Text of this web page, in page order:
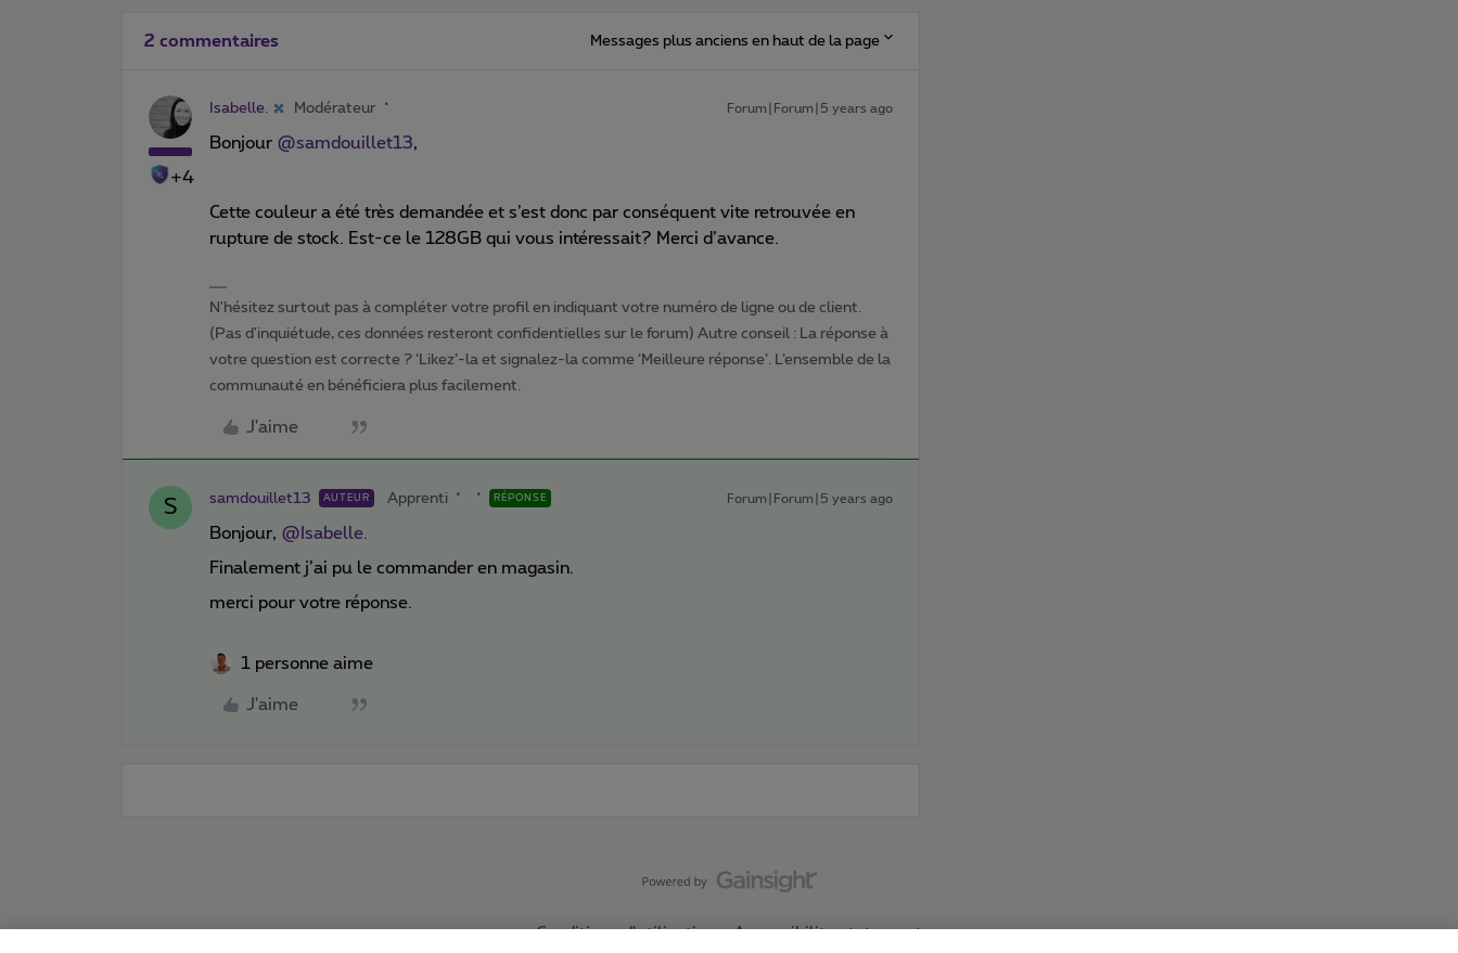
2 commentaires Messages plus anciens en haut de la page
+4
Isabelle. Modérateur Forum|Forum|5 years ago
Bonjour @samdouillet13,
Cette couleur a été très demandée et s’est donc par conséquent vite retrouvée en
rupture de stock. Est-ce le 128GB qui vous intéressait? Merci d’avance.
N'hésitez surtout pas à compléter votre profil en indiquant votre numéro de ligne ou de client.
(Pas d'inquiétude, ces données resteront confidentielles sur le forum) Autre conseil : La réponse à
votre question est correcte ? ‘Likez’-la et signalez-la comme ‘Meilleure réponse’. L’ensemble de la
communauté en bénéficiera plus facilement.
J'aime
S samdouillet13 AUTEUR Apprenti RÉPONSE Forum|Forum|5 years ago
Bonjour, @Isabelle.
Finalement j’ai pu le commander en magasin.
merci pour votre réponse.
1 personne aime
J'aime
Conditions d'utilisation Accessibility statement